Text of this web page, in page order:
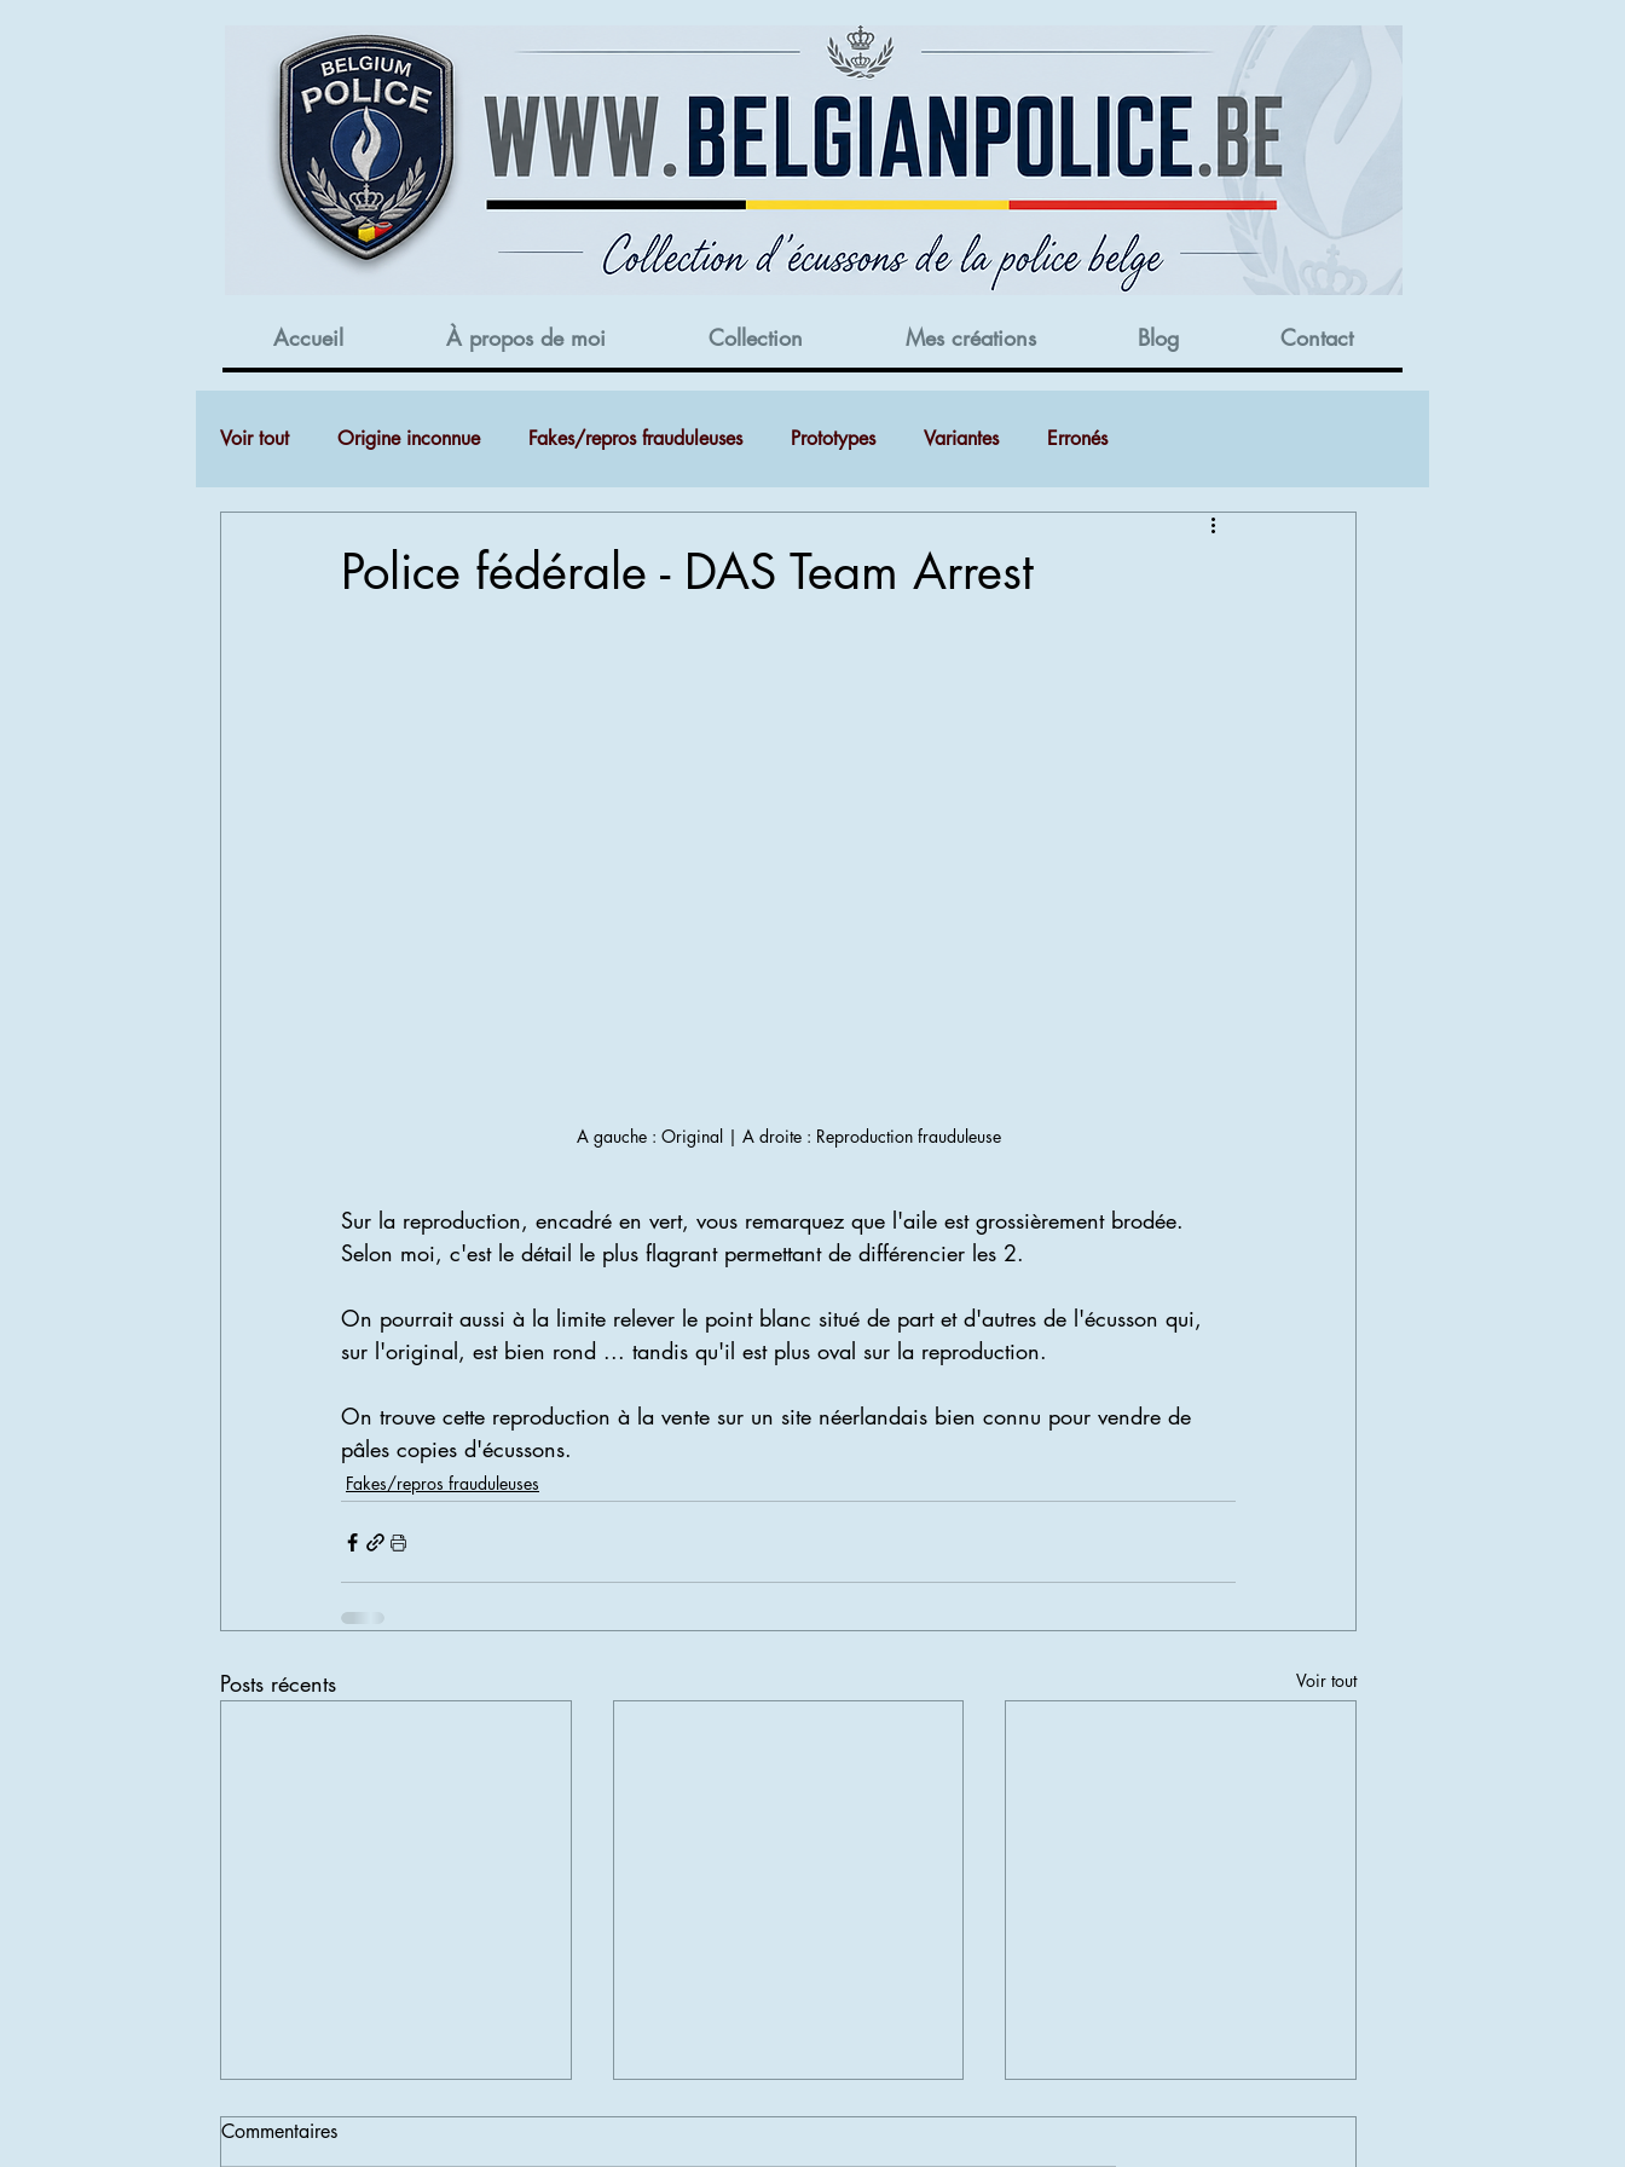
Accueil À propos de moi Collection Mes créations Blog Contact
Voir tout Origine inconnue Fakes/repros frauduleuses Prototypes Variantes Erronés
Police fédérale - DAS Team Arrest
A gauche : Original | A droite : Reproduction frauduleuse
Sur la reproduction, encadré en vert, vous remarquez que l'aile est grossièrement brodée.
Selon moi, c'est le détail le plus flagrant permettant de différencier les 2.
On pourrait aussi à la limite relever le point blanc situé de part et d'autres de l'écusson qui,
sur l'original, est bien rond ... tandis qu'il est plus oval sur la reproduction.
On trouve cette reproduction à la vente sur un site néerlandais bien connu pour vendre de
pâles copies d'écussons.
Fakes/repros frauduleuses
Posts récents Voir tout
Commentaires